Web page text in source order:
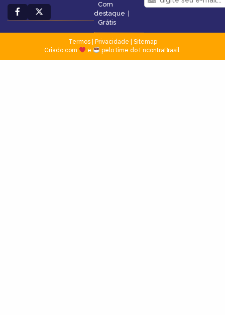
Com
destaque
Grátis
Termos| Privacidade
Sitemap
Criado com
e pelo time do EncontraBrasil